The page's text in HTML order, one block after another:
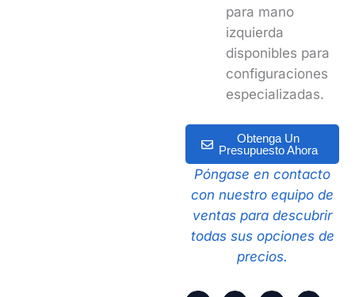
para mano
izquierda
disponibles para
configuraciones
especializadas.
Obtenga Un
Presupuesto Ahora
Póngase en contacto
con nuestro equipo de
ventas para descubrir
todas sus opciones de
precios.